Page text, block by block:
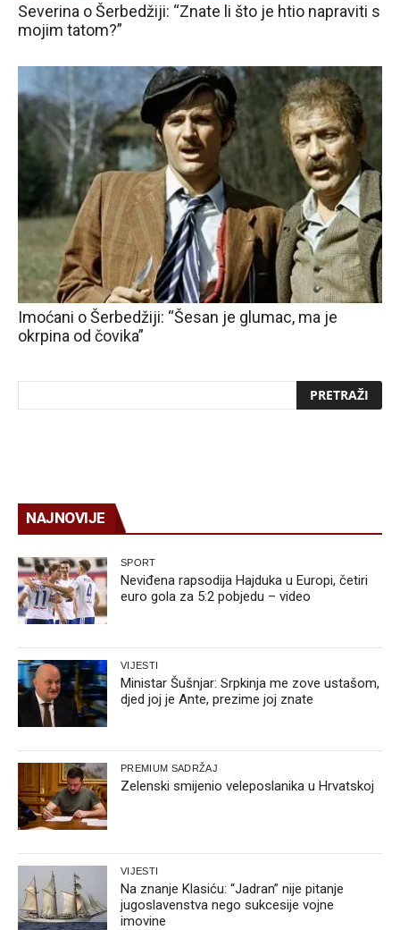
Severina o Šerbedžiji: “Znate li što je htio napraviti s
mojim tatom?”
Imoćani o Šerbedžiji: “Šesan je glumac, ma je
okrpina od čovika”
NAJNOVIJE
SPORT
Neviđena rapsodija Hajduka u Europi, četiri
euro gola za 5:2 pobjedu – video
VIJESTI
Ministar Šušnjar: Srpkinja me zove ustašom,
djed joj je Ante, prezime joj znate
PREMIUM SADRŽAJ
Zelenski smijenio veleposlanika u Hrvatskoj
VIJESTI
Na znanje Klasiću: “Jadran” nije pitanje
jugoslavenstva nego sukcesije vojne
imovine